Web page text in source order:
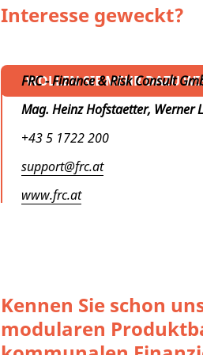
Interesse geweckt?
WOLLEN SIE MEHR DAZU
FRC - Finance & Risk Consult
Mag. Heinz Hofstaetter, Werner
+43 5 1722 200
support@frc.at
www.frc.at
Kennen Sie schon
modularen